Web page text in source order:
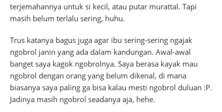
terjemahannya untuk si kecil, atau putar murattal. Tapi
masih belum terlalu sering, huhu.
Trus katanya bagus juga agar ibu sering-sering ngajak
ngobrol janin yang ada dalam kandungan. Awal-awal
banget saya kagok ngobrolnya. Saya berasa kayak mau
ngobrol dengan orang yang belum dikenal, di mana
biasanya saya paling ga bisa kalau mesti ngobrol duluan :P.
Jadinya masih ngobrol seadanya aja, hehe.